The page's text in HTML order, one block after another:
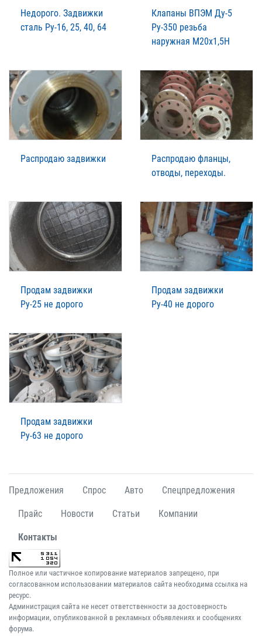
Недорого. Задвижки
сталь Ру-16, 25, 40, 64
Клапаны ВПЭМ Ду-5
Ру-350 резьба
наружная М20х1,5Н
Распродаю задвижки
Распродаю фланцы,
отводы, переходы.
Продам задвижки
Ру-25 не дорого
Продам задвижки
Ру-40 не дорого
Продам задвижки
Ру-63 не дорого
Предложения Спрос Авто Спецпредложения
Прайс Новости Статьи Компании
Контакты
Полное или частичное копирование материалов запрещено, при
согласованном использовании материалов сайта необходима ссылка на
ресурс.
Администрация сайта не несет ответственности за достоверность
информации, опубликованной в рекламных объявлениях и сообщениях
форума.